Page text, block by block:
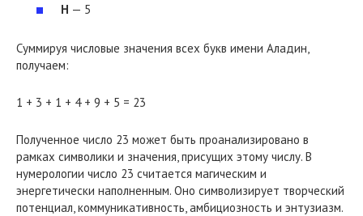
Н — 5
Суммируя числовые значения всех букв имени Аладин,
получаем:
1 + 3 + 1 + 4 + 9 + 5 = 23
Полученное число 23 может быть проанализировано в
рамках символики и значения, присущих этому числу. В
нумерологии число 23 считается магическим и
энергетически наполненным. Оно символизирует творческий
потенциал, коммуникативность, амбициозность и энтузиазм.